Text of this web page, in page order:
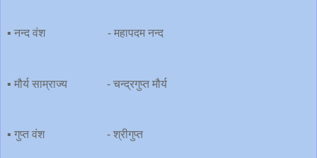
▪️ नन्द वंश - महापदम नन्द
▪️ मौर्य साम्राज्य - चन्द्रगुप्त मौर्य
▪️ गुप्त वंश - श्रीगुप्त